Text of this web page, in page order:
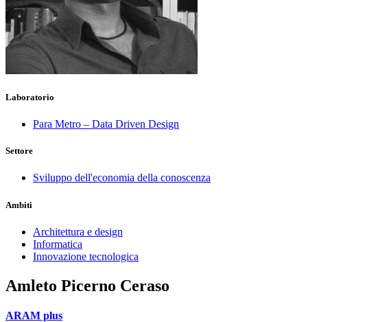
Laboratorio
Para Metro – Data Driven Design
Settore
Sviluppo dell'economia della conoscenza
Ambiti
Architettura e design
Informatica
Innovazione tecnologica
Amleto Picerno Ceraso
ARAM plus